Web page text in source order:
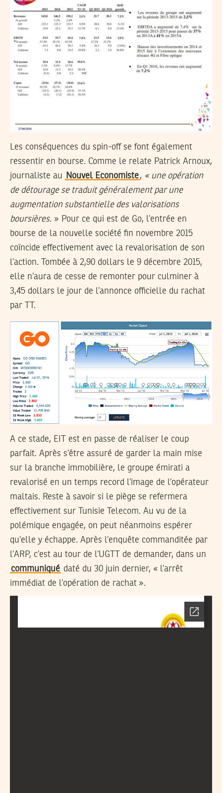
Les conséquences du spin-off se font également
ressentir en bourse. Comme le relate Patrick Arnoux,
journaliste au
Nouvel Economiste, « une opération
de détourage se traduit généralement par une
augmentation substantielle des valorisations
boursières. » Pour ce qui est de Go, l’entrée en
bourse de la nouvelle société fin novembre 2015
coïncide effectivement avec la revalorisation de son
l’action. Tombée à 2,90 dollars le 9 décembre 2015,
elle n’aura de cesse de remonter pour culminer à
3,45 dollars le jour de l’annonce officielle du rachat
par TT.
A ce stade, EIT est en passe de réaliser le coup
parfait. Après s’être assuré de garder la main mise
sur la branche immobilière, le groupe émirati a
revalorisé en un temps record l’image de l’opérateur
maltais. Reste à savoir si le piège se refermera
effectivement sur Tunisie Telecom. Au vu de la
polémique engagée, on peut néanmoins espérer
qu’elle y échappe. Après l’enquête commanditée par
l’ARP, c’est au tour de l’UGTT de demander, dans un
communiqué daté du 30 juin dernier, « l’arrêt
immédiat de l’opération de rachat ».